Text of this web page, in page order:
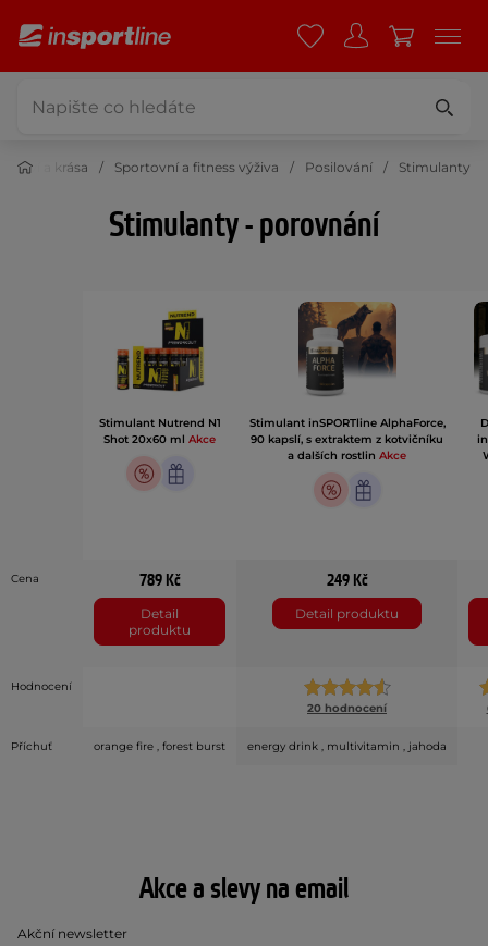
Zdraví a krása Sportovní a fitness výživa Posilování Stimulanty
Stimulanty - porovnání
Stimulant Nutrend N1
Shot 20x60 ml Akce
Stimulant inSPORTline AlphaForce,
90 kapslí, s extraktem z kotvičníku
a dalších rostlin Akce
Cena 789 Kč
Detail
produktu
249 Kč
Detail produktu
Hodnocení
20 hodnocení
Příchuť orange fire , forest burst energy drink , multivitamin , jahoda
Akce a slevy na email
Akční newsletter